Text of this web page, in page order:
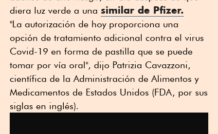
diera luz verde a una similar de Pfizer.
"La autorización de hoy proporciona una
opción de tratamiento adicional contra el virus
Covid-19 en forma de pastilla que se puede
tomar por vía oral", dijo Patrizia Cavazzoni,
científica de la Administración de Alimentos y
Medicamentos de Estados Unidos (FDA, por sus
siglas en inglés).